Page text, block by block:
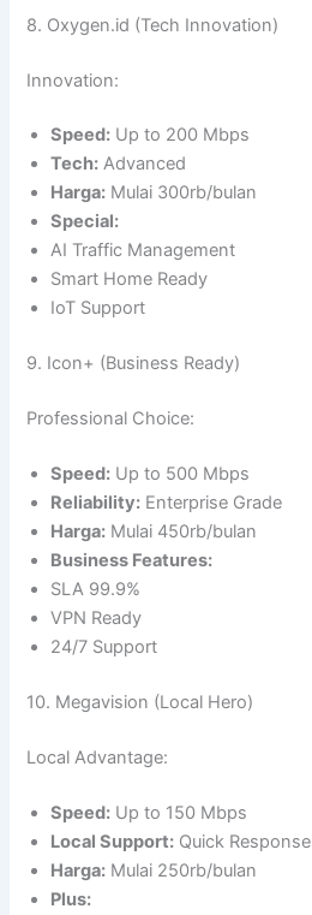
8. Oxygen.id (Tech Innovation)
Innovation:
Speed: Up to 200 Mbps
Tech: Advanced
Harga: Mulai 300rb/bulan
Special:
AI Traffic Management
Smart Home Ready
IoT Support
9. Icon+ (Business Ready)
Professional Choice:
Speed: Up to 500 Mbps
Reliability: Enterprise Grade
Harga: Mulai 450rb/bulan
Business Features:
SLA 99.9%
VPN Ready
24/7 Support
10. Megavision (Local Hero)
Local Advantage:
Speed: Up to 150 Mbps
Local Support: Quick Response
Harga: Mulai 250rb/bulan
Plus: